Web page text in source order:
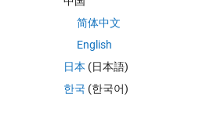
domanda.
简体中文
English
日本 (日本語)
한국 (한국어)